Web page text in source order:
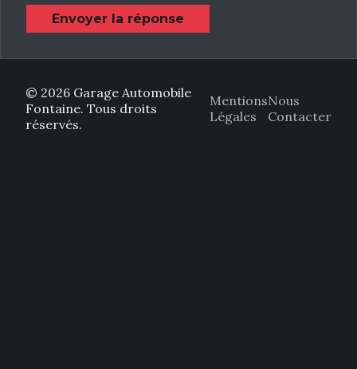
Envoyer la réponse
© 2026 Garage Automobile
Fontaine. Tous droits
réservés.
Mentions
Légales
Nous
Contacter